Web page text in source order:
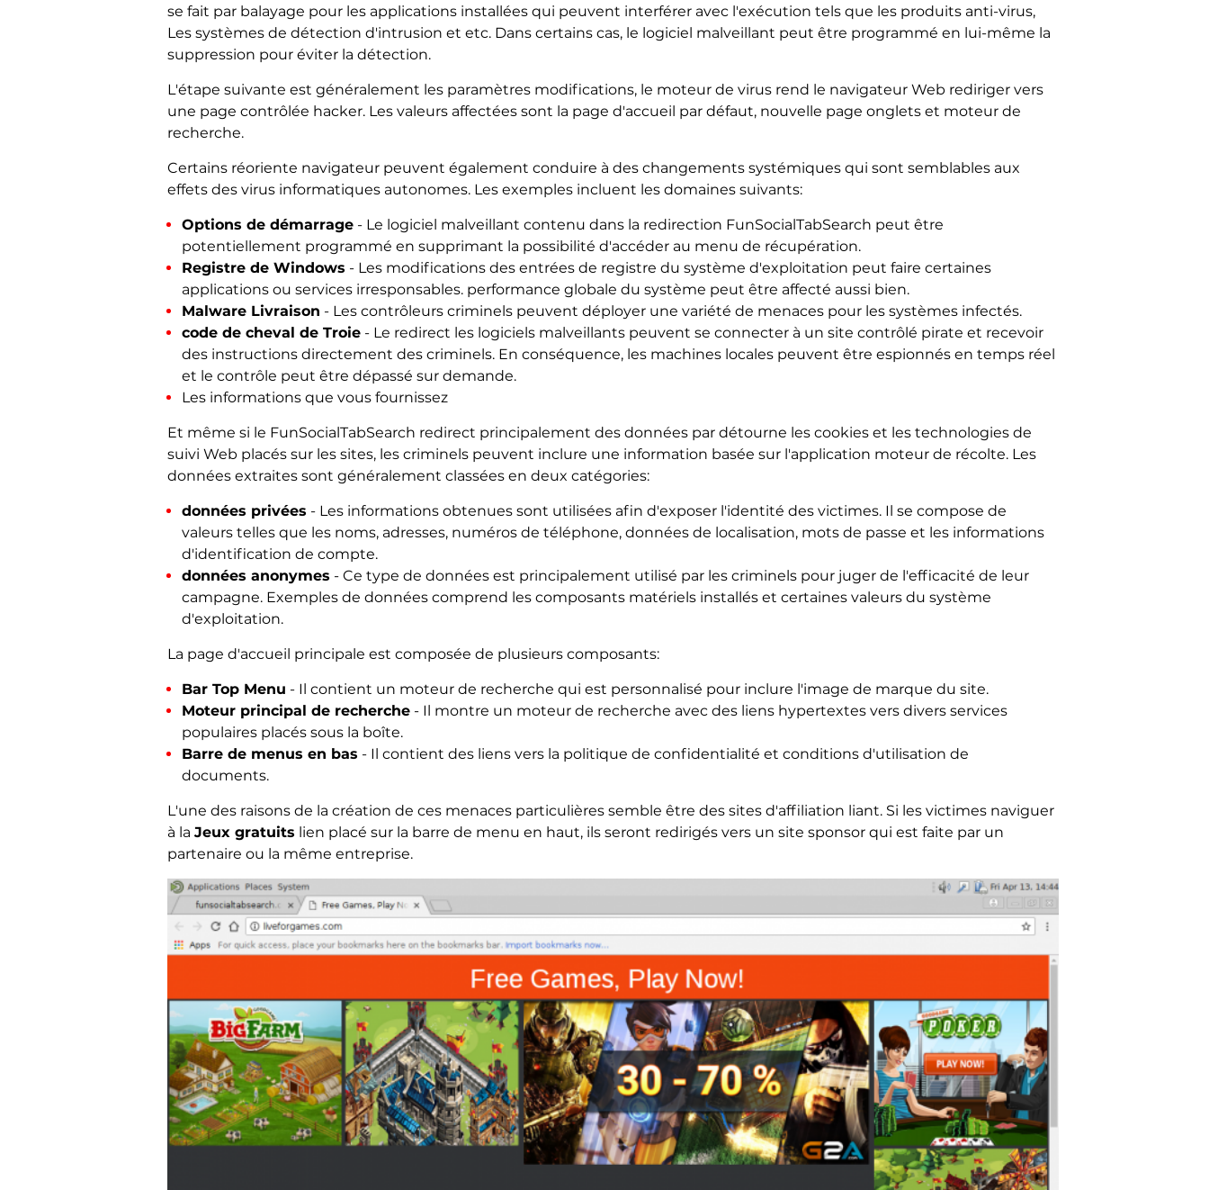
se fait par balayage pour les applications installées qui peuvent interférer avec l'exécution tels que les produits anti-virus,
Les systèmes de détection d'intrusion et etc. Dans certains cas, le logiciel malveillant peut être programmé en lui-même la
suppression pour éviter la détection.
L'étape suivante est généralement les paramètres modifications, le moteur de virus rend le navigateur Web rediriger vers
une page contrôlée hacker. Les valeurs affectées sont la page d'accueil par défaut, nouvelle page onglets et moteur de
recherche.
Certains réoriente navigateur peuvent également conduire à des changements systémiques qui sont semblables aux
effets des virus informatiques autonomes. Les exemples incluent les domaines suivants:
Options de démarrage - Le logiciel malveillant contenu dans la redirection FunSocialTabSearch peut être
potentiellement programmé en supprimant la possibilité d'accéder au menu de récupération.
Registre de Windows - Les modifications des entrées de registre du système d'exploitation peut faire certaines
applications ou services irresponsables. performance globale du système peut être affecté aussi bien.
Malware Livraison - Les contrôleurs criminels peuvent déployer une variété de menaces pour les systèmes infectés.
code de cheval de Troie - Le redirect les logiciels malveillants peuvent se connecter à un site contrôlé pirate et recevoir
des instructions directement des criminels. En conséquence, les machines locales peuvent être espionnés en temps réel
et le contrôle peut être dépassé sur demande.
Les informations que vous fournissez
Et même si le FunSocialTabSearch redirect principalement des données par détourne les cookies et les technologies de
suivi Web placés sur les sites, les criminels peuvent inclure une information basée sur l'application moteur de récolte. Les
données extraites sont généralement classées en deux catégories:
données privées - Les informations obtenues sont utilisées afin d'exposer l'identité des victimes. Il se compose de
valeurs telles que les noms, adresses, numéros de téléphone, données de localisation, mots de passe et les informations
d'identification de compte.
données anonymes - Ce type de données est principalement utilisé par les criminels pour juger de l'efficacité de leur
campagne. Exemples de données comprend les composants matériels installés et certaines valeurs du système
d'exploitation.
La page d'accueil principale est composée de plusieurs composants:
Bar Top Menu - Il contient un moteur de recherche qui est personnalisé pour inclure l'image de marque du site.
Moteur principal de recherche - Il montre un moteur de recherche avec des liens hypertextes vers divers services
populaires placés sous la boîte.
Barre de menus en bas - Il contient des liens vers la politique de confidentialité et conditions d'utilisation de
documents.
L'une des raisons de la création de ces menaces particulières semble être des sites d'affiliation liant. Si les victimes naviguer
à la Jeux gratuits lien placé sur la barre de menu en haut, ils seront redirigés vers un site sponsor qui est faite par un
partenaire ou la même entreprise.